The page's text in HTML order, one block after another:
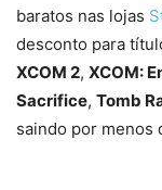
baratos nas lojas
desconto para
XCOM 2, XCOM:
Sacrifice, Tomb
saindo por menos